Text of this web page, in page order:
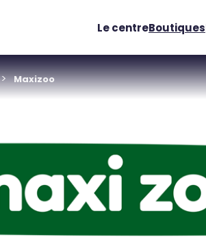
Le centreBoutiques
Maxizoo